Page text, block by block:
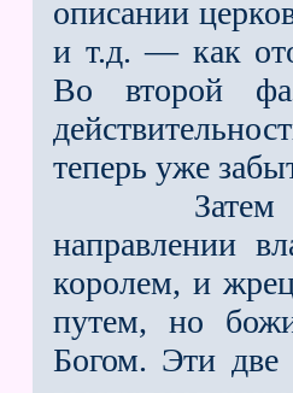
описании
и т.д. — как
Во второй
теперь уже
Затем
направлении
королeм, и
путeм, но
Богом. Эти две